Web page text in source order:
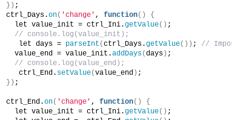
}) ;
ctrl_Days.on( 'change' , function()
{
  let value_init = ctrl_Ini.
getValue() ;
// console.log(value_init);
   let days =
parseInt (ctrl_Days.getValue()) ; //
  value_end = value_init.
addDays(days ) ;
// console.log(value_end);
   ctrl_End.
setValue(value_end ) ;
}) ;
ctrl_End.on( 'change' , function()
{
  let value_init = ctrl_Ini.
getValue() ;